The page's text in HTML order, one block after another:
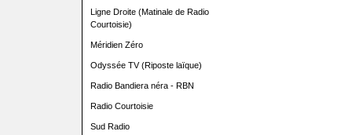
Ligne Droite (Matinale de Radio
Courtoisie)
Méridien Zéro
Odyssée TV (Riposte laïque)
Radio Bandiera néra - RBN
Radio Courtoisie
Sud Radio